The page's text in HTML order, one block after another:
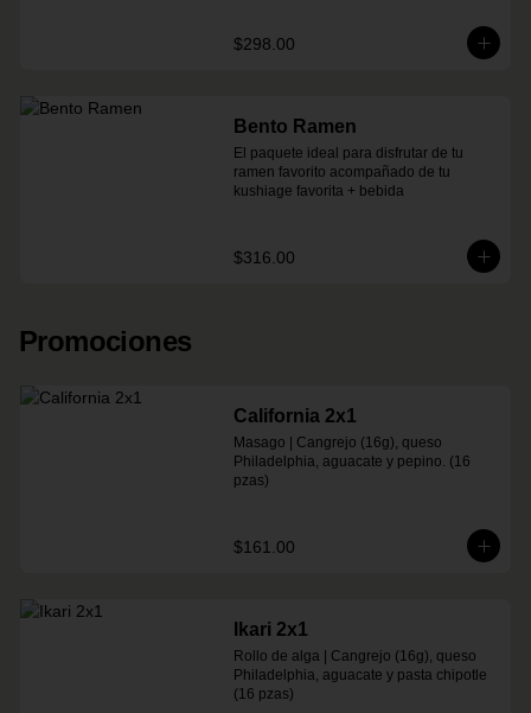
$298.00
Bento Ramen
El paquete ideal para disfrutar de tu
ramen favorito acompañado de tu
kushiage favorita + bebida
$316.00
Promociones
California 2x1
Masago | Cangrejo (16g), queso
Philadelphia, aguacate y pepino. (16
pzas)
$161.00
Ikari 2x1
Rollo de alga | Cangrejo (16g), queso
Philadelphia, aguacate y pasta chipotle
(16 pzas)